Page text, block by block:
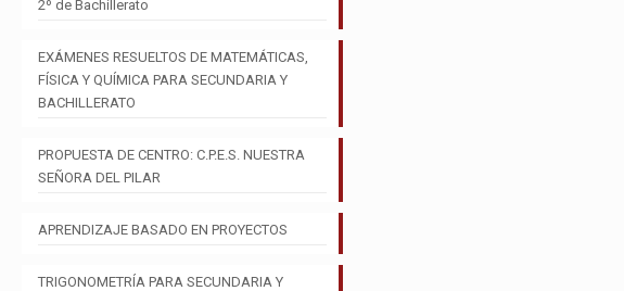
2º de Bachillerato
EXÁMENES RESUELTOS DE MATEMÁTICAS,
FÍSICA Y QUÍMICA PARA SECUNDARIA Y
BACHILLERATO
PROPUESTA DE CENTRO: C.P.E.S. NUESTRA
SEÑORA DEL PILAR
APRENDIZAJE BASADO EN PROYECTOS
TRIGONOMETRÍA PARA SECUNDARIA Y